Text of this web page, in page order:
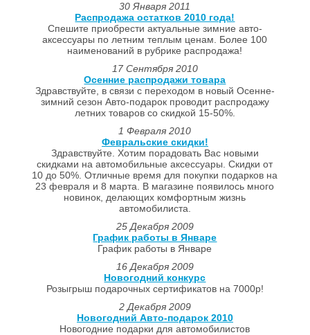
30 Января 2011
Распродажа остатков 2010 года!
Спешите приобрести актуальные зимние авто-
аксессуары по летним теплым ценам. Более 100
наименований в рубрике распродажа!
17 Сентября 2010
Осенние распродажи товара
Здравствуйте, в связи с переходом в новый Осенне-
зимний сезон Авто-подарок проводит распродажу
летних товаров со скидкой 15-50%.
1 Февраля 2010
Февральские скидки!
Здравствуйте. Хотим порадовать Вас новыми
скидками на автомобильные аксессуары. Скидки от
10 до 50%. Отличные время для покупки подарков на
23 февраля и 8 марта. В магазине появилось много
новинок, делающих комфортным жизнь
автомобилиста.
25 Декабря 2009
График работы в Январе
График работы в Январе
16 Декабря 2009
Новогодний конкурс
Розыгрыш подарочных сертификатов на 7000р!
2 Декабря 2009
Новогодний Авто-подарок 2010
Новогодние подарки для автомобилистов